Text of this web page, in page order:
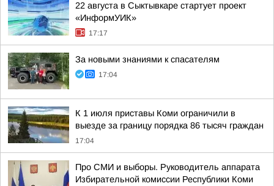
22 августа в Сыктывкаре стартует проект
«ИнформУИК»
17:17
За новыми знаниями к спасателям
17:04
К 1 июля приставы Коми ограничили в
выезде за границу порядка 86 тысяч граждан
17:04
Про СМИ и выборы. Руководитель аппарата
Избирательной комиссии Республики Коми